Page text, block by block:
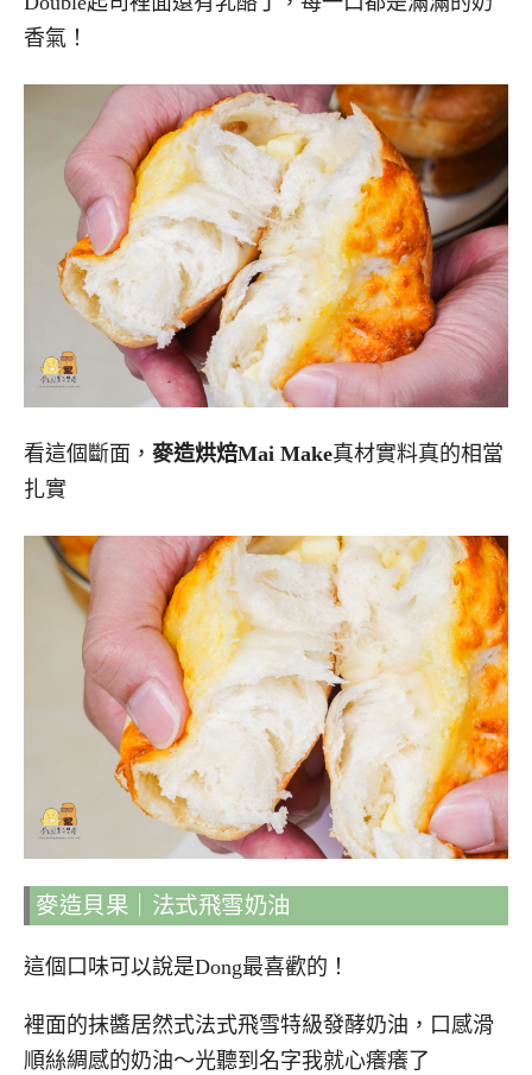
香氣！
看這個斷面， 麥造烘焙Mai Make真材實料真的相當
扎實
麥造貝果｜法式飛雪奶油
這個口味可以說是Dong最喜歡的！
裡面的抹醬居然式法式飛雪特級發酵奶油，口感滑
順絲綢感的奶油～光聽到名字我就心癢癢了